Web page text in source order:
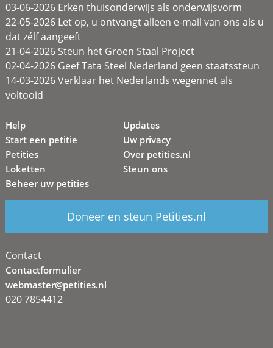
03-06-2026 Erken thuisonderwijs als onderwijsvorm
22-05-2026 Let op, u ontvangt alleen e-mail van ons als u
dat zélf aangeeft
21-04-2026 Steun het Groen Staal Project
02-04-2026 Geef Tata Steel Nederland geen staatssteun
14-03-2026 Verklaar het Nederlands wegennet als
voltooid
Help
Start een petitie
Petities
Loketten
Beheer uw petities
Updates
Uw privacy
Over petities.nl
Steun ons
Doneer en steun Petities.nl
Contact
Contactformulier
webmaster@petities.nl
020 7854412